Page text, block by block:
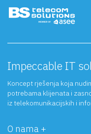
O nama +
Impeccable IT
Koncept rješenja koja
potrebama klijenata i
iz telekomunikacijskih i